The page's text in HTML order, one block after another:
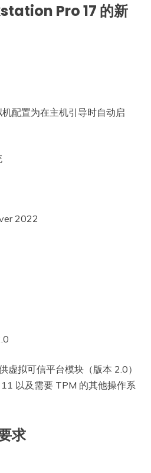
Pro 17 的新
配置为在主机引导时自动启
2022
虚拟可信平台模块（版本 2.0）
以及需要 TPM 的其他操作系
求